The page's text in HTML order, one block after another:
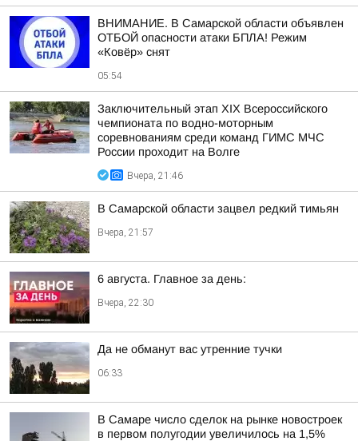
ВНИМАНИЕ. В Самарской области объявлен
ОТБОЙ опасности атаки БПЛА! Режим
«Ковёр» снят
05:54
Заключительный этап XIХ Всероссийского
чемпионата по водно-моторным
соревнованиям среди команд ГИМС МЧС
России проходит на Волге
Вчера, 21:46
В Самарской области зацвел редкий тимьян
Вчера, 21:57
6 августа. Главное за день:
Вчера, 22:30
Да не обманут вас утренние тучки
06:33
В Самаре число сделок на рынке новостроек
в первом полугодии увеличилось на 1,5%